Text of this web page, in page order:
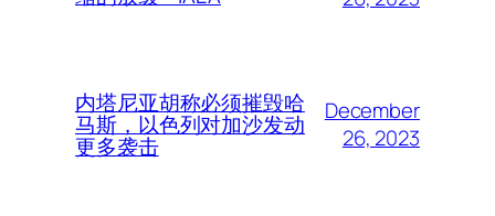
内塔尼亚胡称必须摧毁哈
马斯，以色列对加沙发动
更多袭击
December
26, 2023